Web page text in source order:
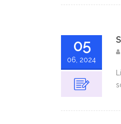
05
06, 2024